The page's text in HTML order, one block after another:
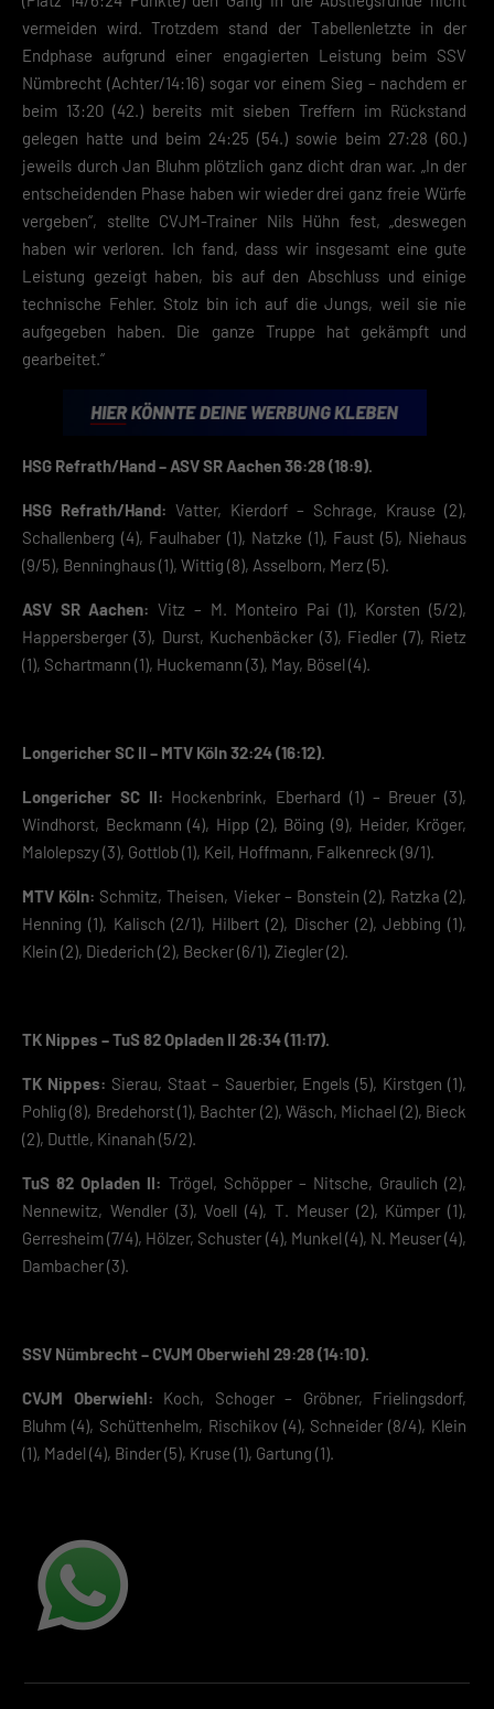
vermeiden wird. Trotzdem stand der Tabellenletzte in der
Endphase aufgrund einer engagierten Leistung beim SSV
Nümbrecht (Achter/14:16) sogar vor einem Sieg – nachdem er
beim 13:20 (42.) bereits mit sieben Treffern im Rückstand
gelegen hatte und beim 24:25 (54.) sowie beim 27:28 (60.)
jeweils durch Jan Bluhm plötzlich ganz dicht dran war. „In der
entscheidenden Phase haben wir wieder drei ganz freie Würfe
vergeben“, stellte CVJM-Trainer Nils Hühn fest, „deswegen
haben wir verloren. Ich fand, dass wir insgesamt eine gute
Leistung gezeigt haben, bis auf den Abschluss und einige
technische Fehler. Stolz bin ich auf die Jungs, weil sie nie
aufgegeben haben. Die ganze Truppe hat gekämpft und
gearbeitet.“
HSG Refrath/Hand – ASV SR Aachen 36:28 (18:9).
HSG Refrath/Hand: Vatter, Kierdorf – Schrage, Krause (2),
Schallenberg (4), Faulhaber (1), Natzke (1), Faust (5), Niehaus
(9/5), Benninghaus (1), Wittig (8), Asselborn, Merz (5).
ASV SR Aachen: Vitz – M. Monteiro Pai (1), Korsten (5/2),
Happersberger (3), Durst, Kuchenbäcker (3), Fiedler (7), Rietz
(1), Schartmann (1), Huckemann (3), May, Bösel (4).
Longericher SC II – MTV Köln 32:24 (16:12).
Longericher SC II: Hockenbrink, Eberhard (1) – Breuer (3),
Windhorst, Beckmann (4), Hipp (2), Böing (9), Heider, Kröger,
Malolepszy (3), Gottlob (1), Keil, Hoffmann, Falkenreck (9/1).
MTV Köln: Schmitz, Theisen, Vieker – Bonstein (2), Ratzka (2),
Henning (1), Kalisch (2/1), Hilbert (2), Discher (2), Jebbing (1),
Klein (2), Diederich (2), Becker (6/1), Ziegler (2).
TK Nippes – TuS 82 Opladen II 26:34 (11:17).
TK Nippes: Sierau, Staat – Sauerbier, Engels (5), Kirstgen (1),
Pohlig (8), Bredehorst (1), Bachter (2), Wäsch, Michael (2), Bieck
(2), Duttle, Kinanah (5/2).
TuS 82 Opladen II: Trögel, Schöpper – Nitsche, Graulich (2),
Nennewitz, Wendler (3), Voell (4), T. Meuser (2), Kümper (1),
Gerresheim (7/4), Hölzer, Schuster (4), Munkel (4), N. Meuser (4),
Dambacher (3).
SSV Nümbrecht – CVJM Oberwiehl 29:28 (14:10).
CVJM Oberwiehl: Koch, Schoger – Gröbner, Frielingsdorf,
Bluhm (4), Schüttenhelm, Rischikov (4), Schneider (8/4), Klein
(1), Madel (4), Binder (5), Kruse (1), Gartung (1).
Ireland Limited. Hier können personenbezogene Daten verarbeitet
(z. B. IP-Adressen). Informationen zu den Funktionen und Anbietern
verwendeten Cookies findest du unten unter „Cookie-Details“. Weitere
Informationen über die Verwendung deiner Daten findest du in
unsererDatenschutzerklärung
Mit dem Klick auf „Verstanden“ erklärst du dich mit der Verwendung der
Cookies einverstanden. Wir bitten dich um Verständnis, dass du ohne
Zustimmung zur Cookie-Verwendung unser Angebot nicht nutzen
Wenn du unter 16 Jahre alt bist und deine Zustimmung zu freiwilligen
Diensten geben möchtest, musst du deine Erziehungsberechtigten um
Erlaubnis bitten.
Hier finden Sie eine Übersicht über alle verwendeten Cookies. Sie
Ihre Einwilligung zu ganzen Kategorien geben oder sich weitere
Informationen anzeigen lassen und so nur bestimmte Cookies
auswählen.
Speichern
Datenschutzeinstellungen
Essenzielle Cookies ermöglichen grundlegende Funktionen und sind für die
einwandfreie Funktion der Website erforderlich.
Datenschutzerklärung